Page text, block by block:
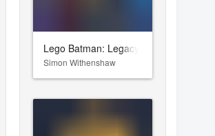
Lego Batman: Legacy of the Dark Knight
Simon Withenshaw